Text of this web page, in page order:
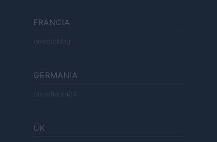
FRANCIA
InvestirMag
GERMANIA
Investieren24
UK